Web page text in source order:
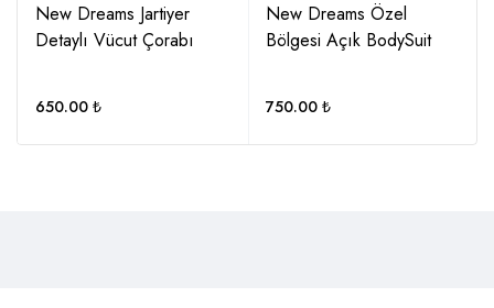
New Dreams Jartiyer
Detaylı Vücut Çorabı
650.00 ₺
New Dreams Özel
Bölgesi Açık BodySuit
750.00 ₺